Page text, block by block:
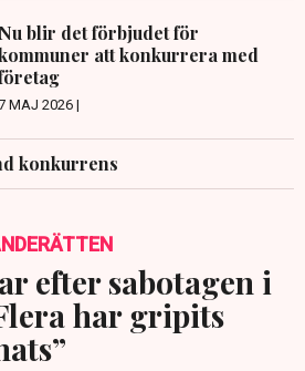
Nu blir det förbjudet för
att konkurrera med
MAJ 2026 |
konkurrens
efter sabotagen i
har gripits